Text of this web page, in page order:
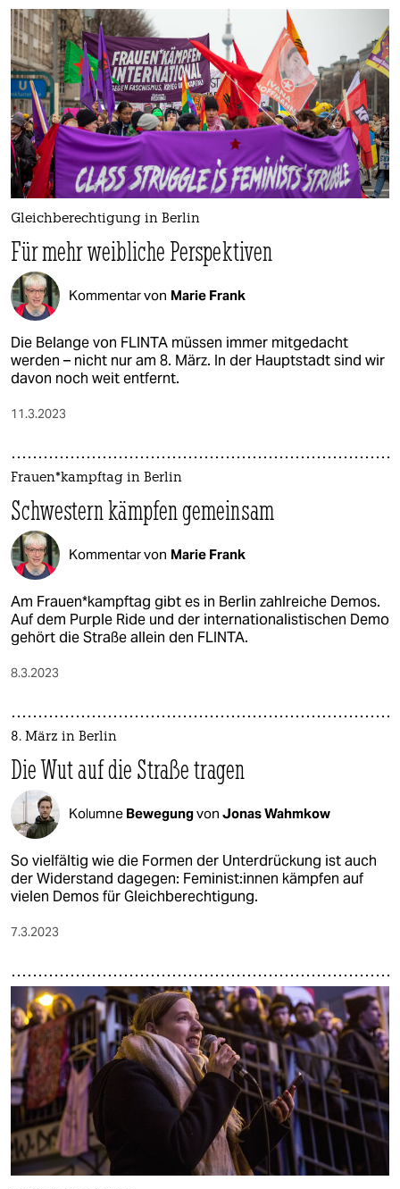
Gleichberechtigung in Berlin
Für mehr weibliche Perspektiven
Kommentar von Marie Frank
Die Belange von FLINTA müssen immer mitgedacht
werden – nicht nur am 8. März. In der Hauptstadt sind wir
davon noch weit entfernt.
11.3.2023
Frau­en*­kampf­tag in Berlin
Schwestern kämpfen gemeinsam
Kommentar von Marie Frank
Am Frau­en*­kampf­tag gibt es in Berlin zahlreiche Demos.
Auf dem Purple Ride und der internationalistischen Demo
gehört die Straße allein den FLINTA.
8.3.2023
8. März in Berlin
Die Wut auf die Straße tragen
Kolumne Bewegungvon Jonas Wahmkow
So vielfältig wie die Formen der Unterdrückung ist auch
der Widerstand dagegen: Fe­mi­nis­t:in­nen kämpfen auf
vielen Demos für Gleichberechtigung.
7.3.2023